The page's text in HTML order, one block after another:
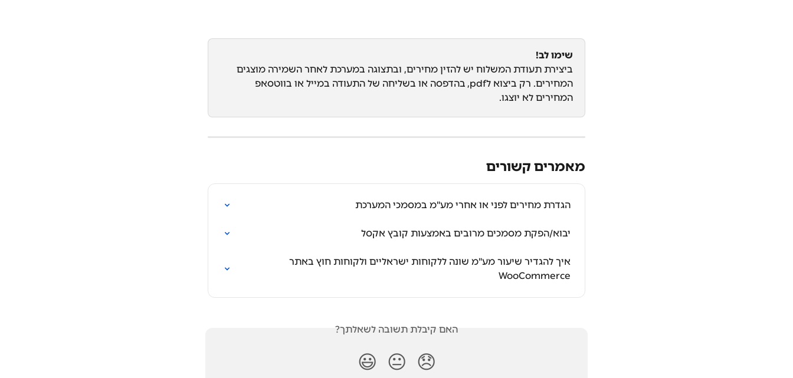
שימו לב!
ביצירת תעודת המשלוח יש להזין מחירים, ובתצוגה במערכת לאחר השמירה מוצגים
המחירים. רק ביצוא לpdf, בהדפסה או בשליחה של התעודה במייל או בווטסאפ
המחירים לא יוצגו.
מאמרים קשורים
הגדרת מחירים לפני או אחרי מע"מ במסמכי המערכת
יבוא/הפקת מסמכים מרובים באמצעות קובץ אקסל
איך להגדיר שיעור מע"מ שונה ללקוחות ישראליים ולקוחות חוץ באתר
WooCommerce
האם קיבלת תשובה לשאלתך?
😞
😐
😃